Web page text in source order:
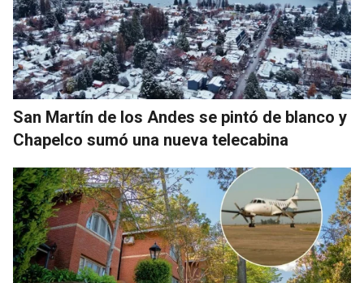
San Martín de los Andes se pintó de blanco y
Chapelco sumó una nueva telecabina